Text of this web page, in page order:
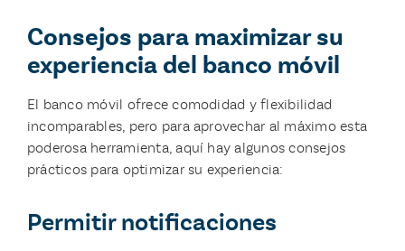
Consejos para maximizar su
experiencia del banco móvil
El banco móvil ofrece comodidad y flexibilidad
incomparables, pero para aprovechar al máximo esta
poderosa herramienta, aquí hay algunos consejos
prácticos para optimizar su experiencia:
Permitir notificaciones